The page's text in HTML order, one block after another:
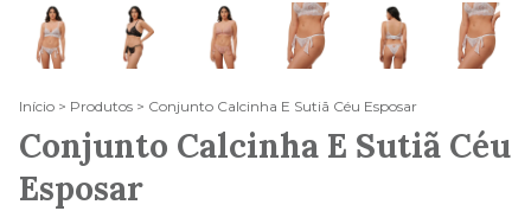
Início > Produtos > Conjunto Calcinha E Sutiã Céu Esposar
Conjunto Calcinha E Sutiã Céu
Esposar